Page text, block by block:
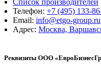
Список производителей
Телефон: +7 (495) 133-
Email: info@etgo-group.ru
Адрес: Москва,
Реквизиты ООО